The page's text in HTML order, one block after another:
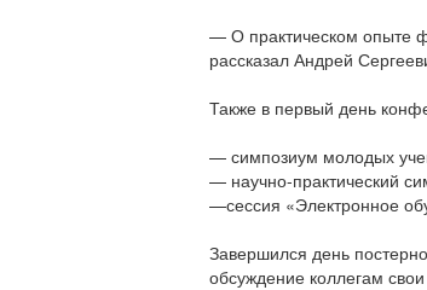
— О практическом опыте
рассказал Андрей
Также в первый день
— симпозиум молодых
— научно-практический
—сессия «Электронное
Завершился день
обсуждение коллегам